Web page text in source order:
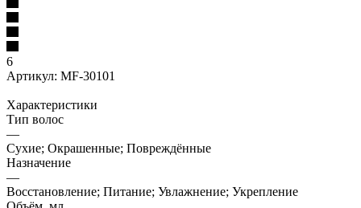
6
Артикул: MF-30101
Характеристики
Тип волос
—
Сухие; Окрашенные; Повреждённые
Назначение
—
Восстановление; Питание; Увлажнение; Укрепление